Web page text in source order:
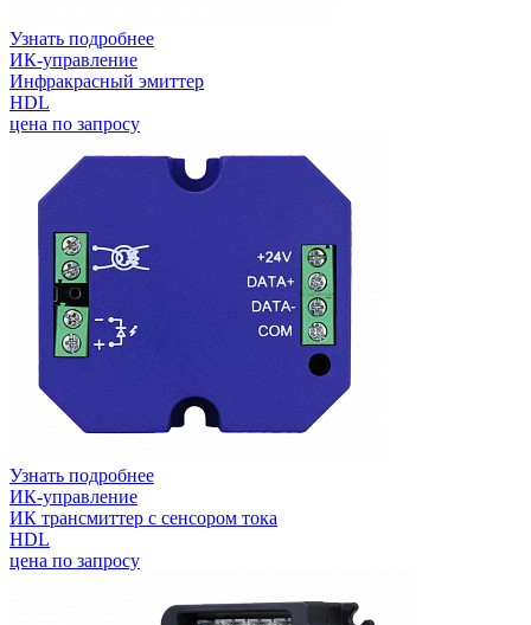
Узнать подробнее
ИК-управление
Инфракрасный эмиттер
HDL
цена по запросу
Узнать подробнее
ИК-управление
ИК трансмиттер с сенсором тока
HDL
цена по запросу